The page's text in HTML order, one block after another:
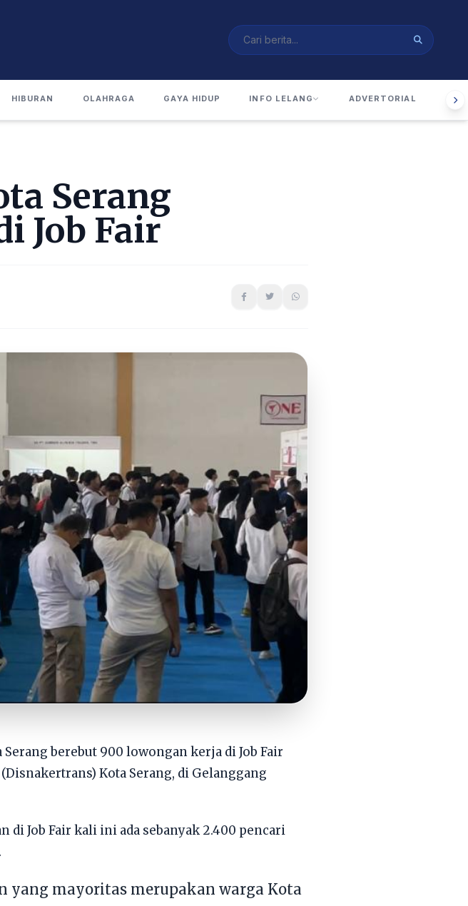
HIBURAN OLAHRAGA GAYA HIDUP INFO LELANG ADVERTORIAL
Serang
Job Fair
berebut 900 lowongan kerja di Job Fair
Kota Serang, di Gelanggang
di Job Fair kali ini ada sebanyak 2.400 pencari
yang mayoritas merupakan warga Kota